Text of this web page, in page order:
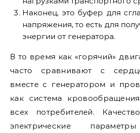
Наконец, это буфер для
напряжения, то есть для
энергии от генератора.
В то время как «горячий»
часто сравнивают с
вместе с генератором и
как система
всех потребителей.
электрические